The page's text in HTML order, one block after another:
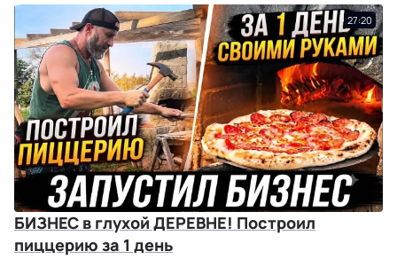
27:20
БИЗНЕС в глухой ДЕРЕВНЕ! Построил
пиццерию за 1 день